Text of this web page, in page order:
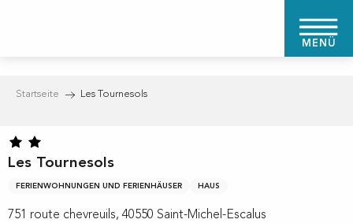
MENÜ
Startseite Les Tournesols
Les Tournesols
FERIENWOHNUNGEN UND FERIENHÄUSER HAUS
751 route chevreuils, 40550 Saint-Michel-Escalus